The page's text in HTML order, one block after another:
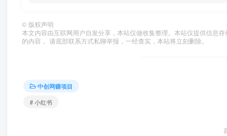
© 版权声明
本文内容由互联网用户自发分享，本站仅做收集整理。本站仅提供信息
的内容， 请底部联系方式私聊举报，一经查实，本站将立刻删除。
中创网赚项目
# 小红书